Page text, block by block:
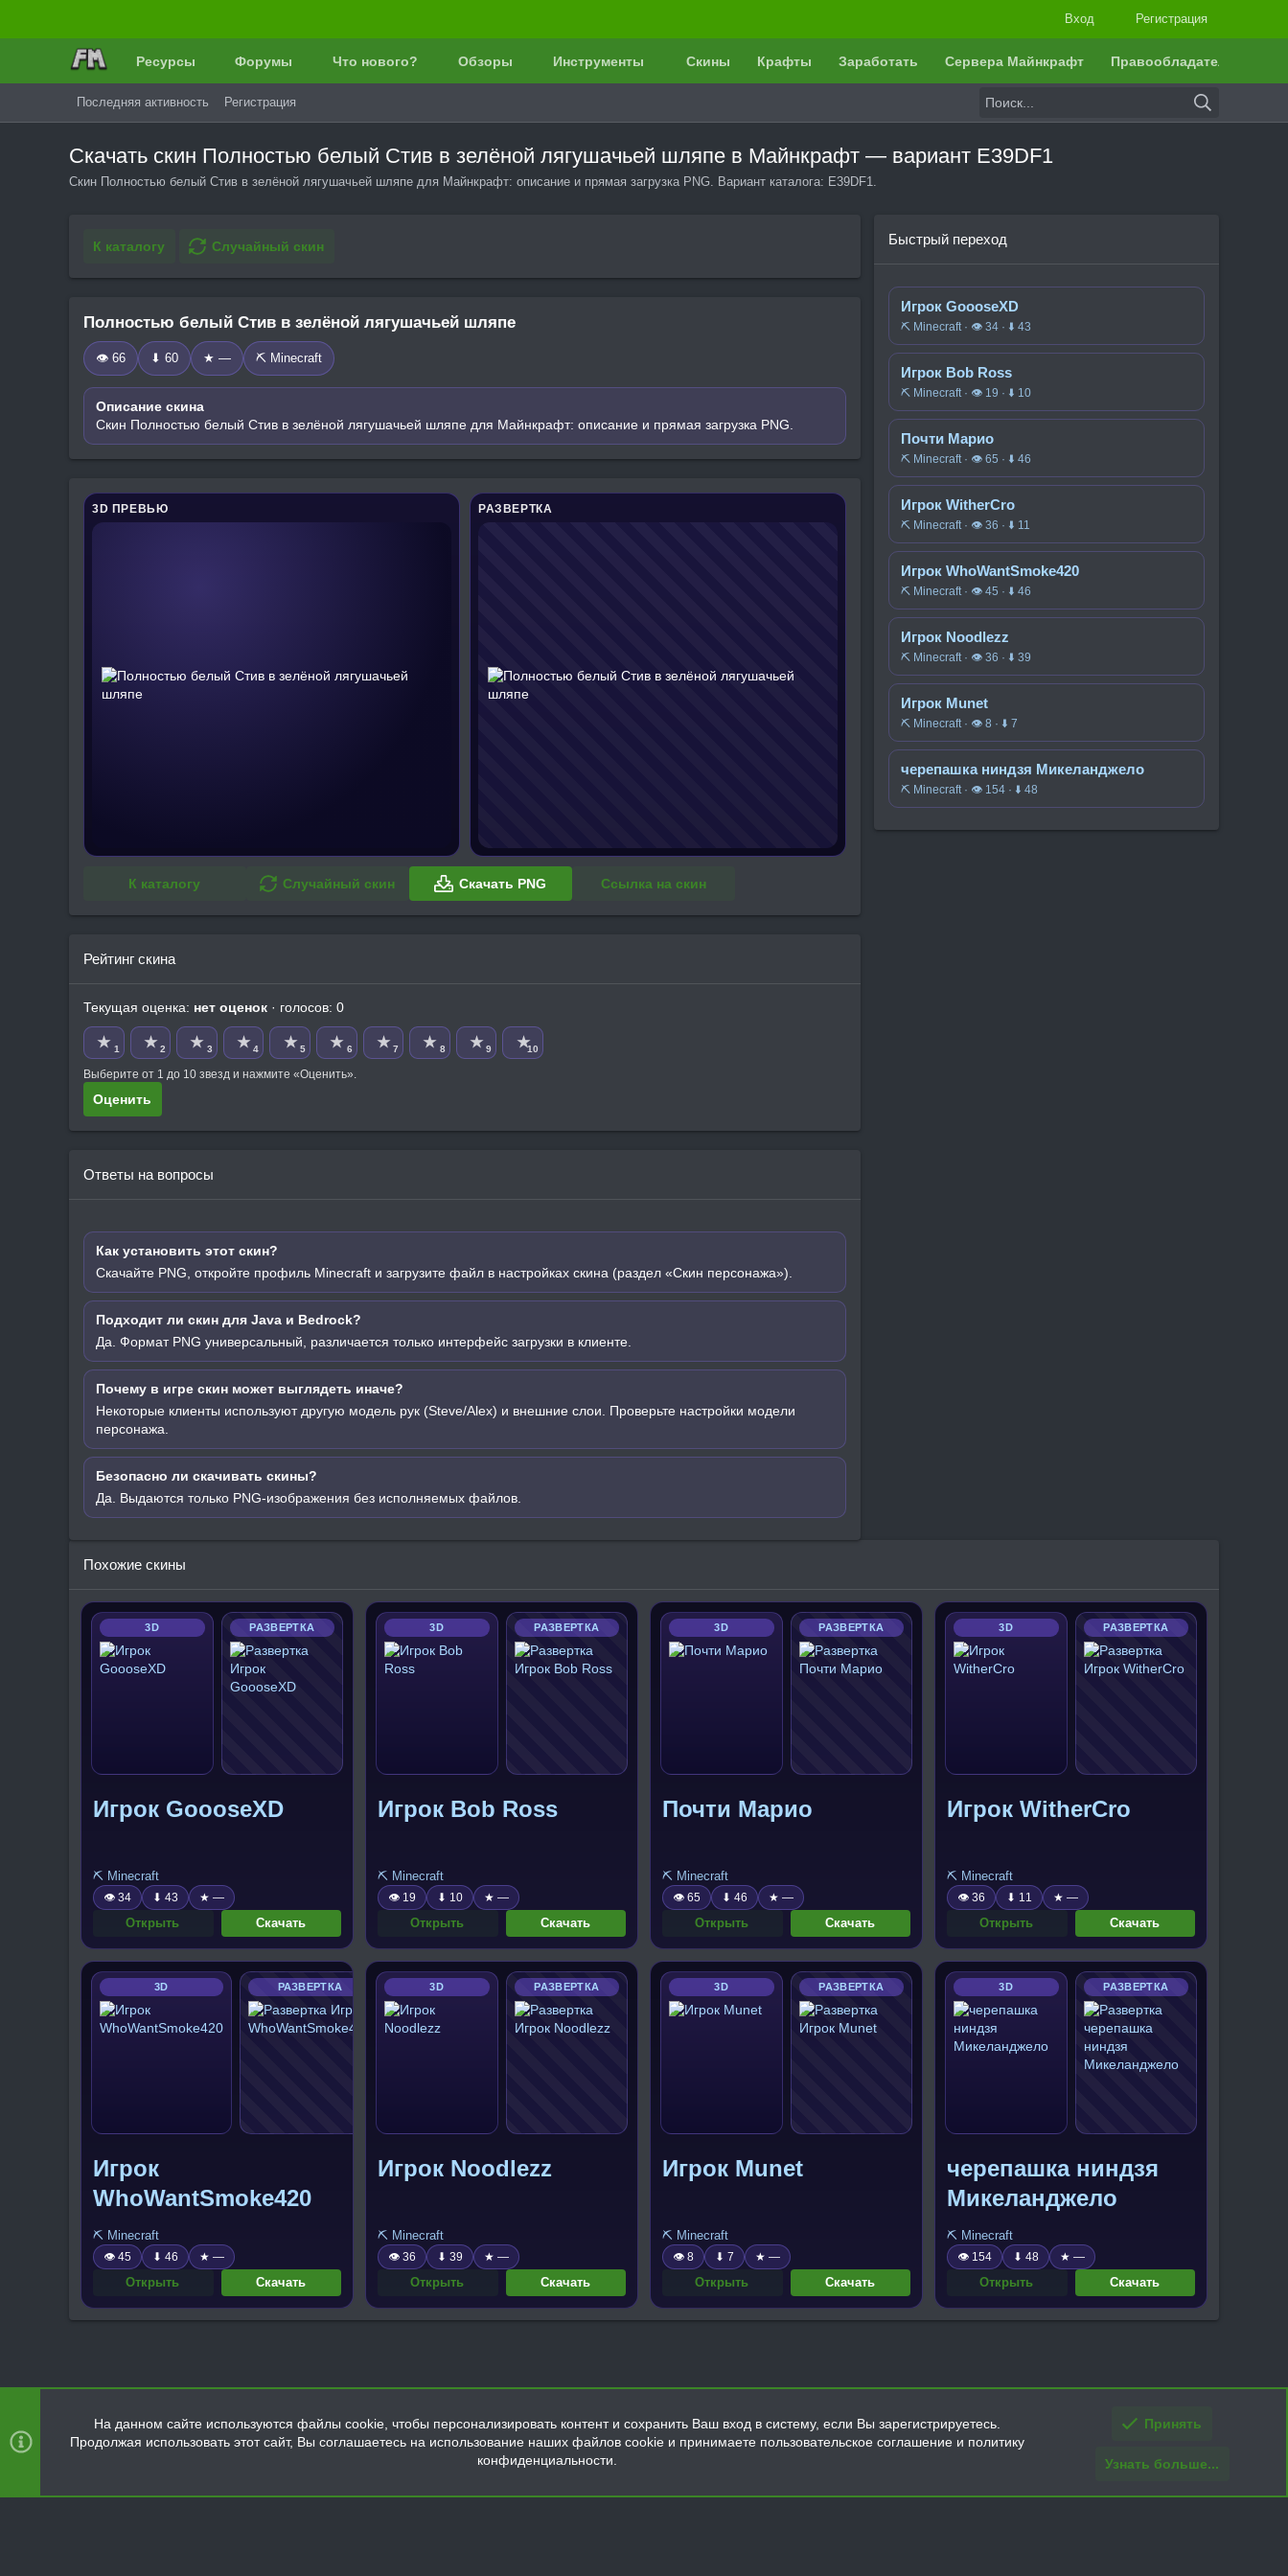
Вход Регистрация
Ресурсы Форумы Что нового? Обзоры Инструменты Скины Крафты Заработать Сервера Майнкрафт Правообладателям
Последняя активность Регистрация
Скачать скин Полностью белый Стив в зелёной лягушачьей шляпе в Майнкрафт — вариант E39DF1
Скин Полностью белый Стив в зелёной лягушачьей шляпе для Майнкрафт: описание и прямая загрузка PNG. Вариант каталога: E39DF1.
К каталогу Случайный скин
Полностью белый Стив в зелёной лягушачьей шляпе
👁 66 ⬇ 60 ★ — ⛏️ Minecraft
Описание скина
Скин Полностью белый Стив в зелёной лягушачьей шляпе для Майнкрафт: описание и прямая загрузка PNG.
3D ПРЕВЬЮ РАЗВЕРТКА
К каталогу Случайный скин Скачать PNG Ссылка на скин
Рейтинг скина
Текущая оценка: нет оценок · голосов: 0
★ 1 ★ 2 ★ 3 ★ 4 ★ 5 ★ 6 ★ 7 ★ 8 ★ 9 ★10
Выберите от 1 до 10 звезд и нажмите «Оценить».
Оценить
Ответы на вопросы
Как установить этот скин?
Скачайте PNG, откройте профиль Minecraft и загрузите файл в настройках скина (раздел «Скин персонажа»).
Подходит ли скин для Java и Bedrock?
Да. Формат PNG универсальный, различается только интерфейс загрузки в клиенте.
Почему в игре скин может выглядеть иначе?
Некоторые клиенты используют другую модель рук (Steve/Alex) и внешние слои. Проверьте настройки модели
персонажа.
Безопасно ли скачивать скины?
Да. Выдаются только PNG-изображения без исполняемых файлов.
Быстрый переход
Игрок GoooseXD
⛏️ Minecraft · 👁 34 · ⬇ 43
Игрок Bob Ross
⛏️ Minecraft · 👁 19 · ⬇ 10
Почти Марио
⛏️ Minecraft · 👁 65 · ⬇ 46
Игрок WitherCro
⛏️ Minecraft · 👁 36 · ⬇ 11
Игрок WhoWantSmoke420
⛏️ Minecraft · 👁 45 · ⬇ 46
Игрок Noodlezz
⛏️ Minecraft · 👁 36 · ⬇ 39
Игрок Munet
⛏️ Minecraft · 👁 8 · ⬇ 7
черепашка ниндзя Микеланджело
⛏️ Minecraft · 👁 154 · ⬇ 48
Похожие скины
3D РАЗВЕРТКА
Игрок GoooseXD
⛏️ Minecraft
👁 34 ⬇ 43 ★ —
Открыть Скачать
3D РАЗВЕРТКА
Игрок Bob Ross
⛏️ Minecraft
👁 19 ⬇ 10 ★ —
Открыть Скачать
3D РАЗВЕРТКА
Почти Марио
⛏️ Minecraft
👁 65 ⬇ 46 ★ —
Открыть Скачать
3D РАЗВЕРТКА
Игрок WitherCro
⛏️ Minecraft
👁 36 ⬇ 11 ★ —
Открыть Скачать
3D РАЗВЕРТКА
Игрок
WhoWantSmoke420
⛏️ Minecraft
👁 45 ⬇ 46 ★ —
Открыть Скачать
3D РАЗВЕРТКА
Игрок Noodlezz
⛏️ Minecraft
👁 36 ⬇ 39 ★ —
Открыть Скачать
3D РАЗВЕРТКА
Игрок Munet
⛏️ Minecraft
👁 8 ⬇ 7 ★ —
Открыть Скачать
3D РАЗВЕРТКА
черепашка ниндзя
Микеланджело
⛏️ Minecraft
👁 154 ⬇ 48 ★ —
Открыть Скачать
Главная
R
S
На данном сайте используются файлы cookie, чтобы персонализировать контент и сохранить Ваш вход в систему, если Вы зарегистрируетесь.
Продолжая использовать этот сайт, Вы соглашаетесь на использование наших файлов cookie и принимаете пользовательское соглашение и политику
конфиденциальности.
Принять
Узнать больше...